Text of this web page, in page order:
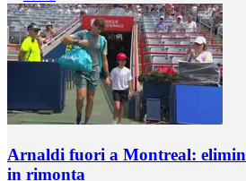
Arnaldi fuori a Montreal:
in rimonta